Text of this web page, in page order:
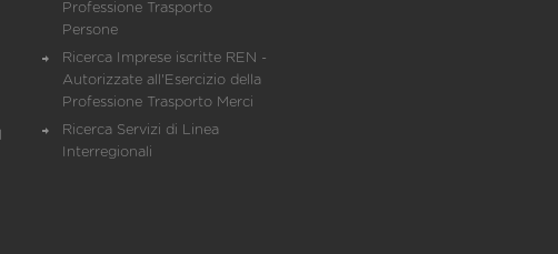
Professione Trasporto
Persone
Ricerca Imprese iscritte REN -
Autorizzate all'Esercizio della
Professione Trasporto Merci
Ricerca Servizi di Linea
Interregionali